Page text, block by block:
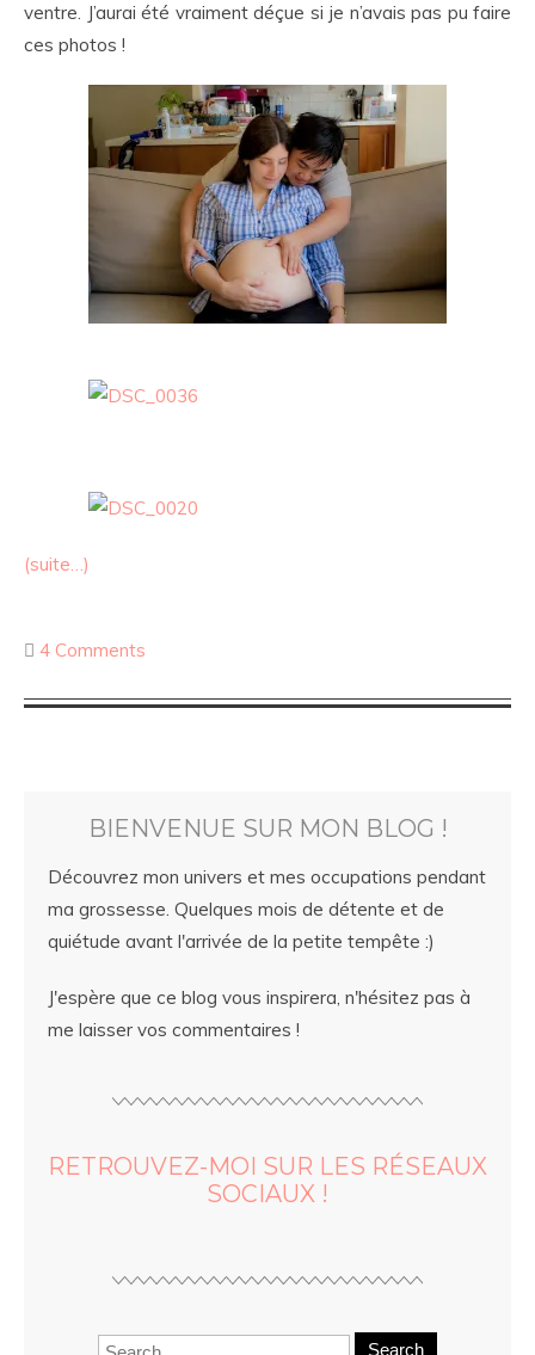
ventre. J’aurai été vraiment déçue si je n’avais pas pu faire
ces photos !
(suite…)
4 Comments
BIENVENUE SUR MON BLOG !
Découvrez mon univers et mes occupations pendant
ma grossesse. Quelques mois de détente et de
quiétude avant l'arrivée de la petite tempête :)
J'espère que ce blog vous inspirera, n'hésitez pas à
me laisser vos commentaires !
RETROUVEZ-MOI SUR LES RÉSEAUX
SOCIAUX !
Search